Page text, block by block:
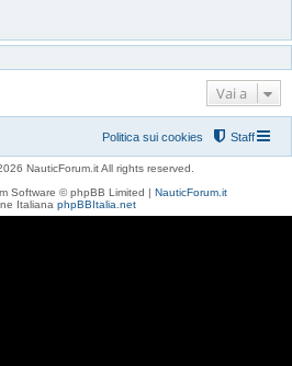
Vai a
Staff
Politica sui cookies
NauticForum.it All rights reserved.
Software © phpBB Limited | NauticForum.it
Italiana phpBBItalia.net